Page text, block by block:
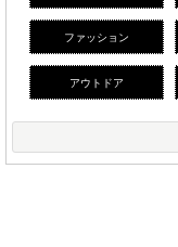
ファッション
アウトドア